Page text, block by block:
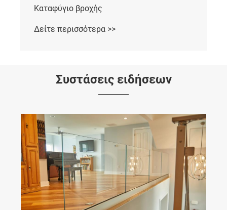
Καταφύγιο βροχής
Δείτε περισσότερα >>
Συστάσεις ειδήσεων